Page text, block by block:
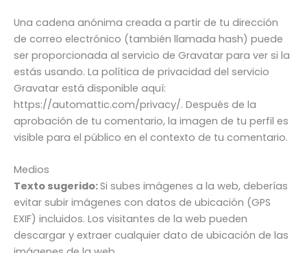
Una cadena anónima creada a partir de tu dirección
de correo electrónico (también llamada hash) puede
ser proporcionada al servicio de Gravatar para ver si la
estás usando. La política de privacidad del servicio
Gravatar está disponible aquí:
https://automattic.com/privacy/. Después de la
aprobación de tu comentario, la imagen de tu perfil es
visible para el público en el contexto de tu comentario.
Medios
Texto sugerido:Si subes imágenes a la web, deberías
evitar subir imágenes con datos de ubicación (GPS
EXIF) incluidos. Los visitantes de la web pueden
descargar y extraer cualquier dato de ubicación de las